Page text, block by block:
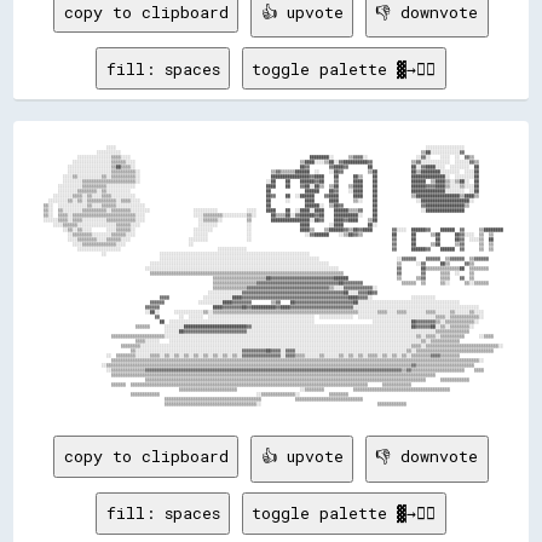
copy to clipboard 👍 upvote 👎 downvote
fill: spaces toggle palette ▓→✊🏽
copy to clipboard 👍 upvote 👎 downvote
fill: spaces toggle palette ▓→✊🏽